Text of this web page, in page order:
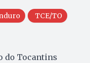
TCE/TO
do Tocantins